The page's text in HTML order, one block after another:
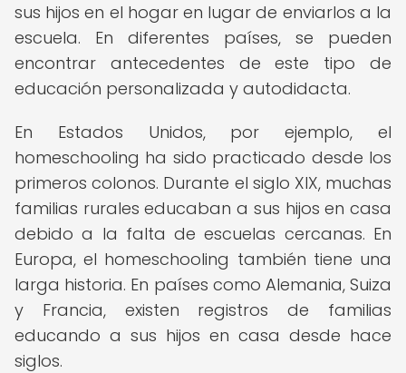
sus hijos en el hogar en lugar de enviarlos a la
escuela. En diferentes países, se pueden
encontrar antecedentes de este tipo de
educación personalizada y autodidacta.
En Estados Unidos, por ejemplo, el
homeschooling ha sido practicado desde los
primeros colonos. Durante el siglo XIX, muchas
familias rurales educaban a sus hijos en casa
debido a la falta de escuelas cercanas. En
Europa, el homeschooling también tiene una
larga historia. En países como Alemania, Suiza
y Francia, existen registros de familias
educando a sus hijos en casa desde hace
siglos.